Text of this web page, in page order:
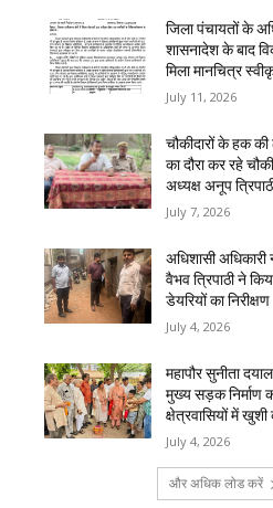
जिला पंचायतों के
शासनादेश के बाद
मिला मानचित्र
July 11, 2026
चौकीदारों के हक
का दौरा कर रहे
अध्यक्ष अनूप
July 7, 2026
अधिशासी अधिकारी
वैभव त्रिपाठी ने
डेयरियों का निरीक्षण
July 4, 2026
महापौर सुनीता
मुख्य सड़क निर्माण
क्षेत्रवासियों में
July 4, 2026
और अधिक लोड करें